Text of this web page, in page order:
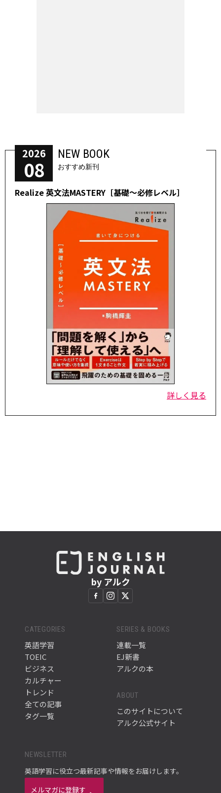
2026
08
NEW BOOK
おすすめ新刊
Realize 英文法MASTERY［基礎～必修レベル］
詳しく見る
by アルク
CATEGORIES
英語学習
TOEIC
ビジネス
カルチャー
トレンド
全ての記事
タグ一覧
SERIES & BOOKS
連載一覧
EJ新書
アルクの本
ABOUT
このサイトについて
アルク公式サイト
NEWSLETTER
英語学習に役立つ最新記事や情報をお届けします。
メルマガに登録す